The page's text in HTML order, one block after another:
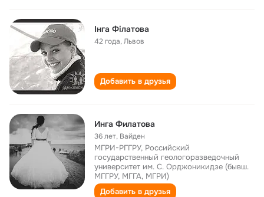
Інга Філатова
42 года,Львов
Добавить в друзья
Инга Филатова
36 лет, Вайден
МГРИ-РГГРУ, Российский
государственный геологоразведочный
университет им. С. Орджоникидзе (бывш.
МГГРУ, МГГА, МГРИ)
Добавить в друзья